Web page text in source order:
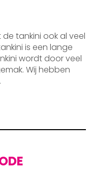
tankini ook al veel
is een lange
wordt door veel
Wij hebben
.